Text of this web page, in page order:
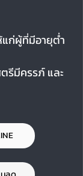
แก่ผู้ที่มีอายุต่ำ
รีมีครรภ์ และ